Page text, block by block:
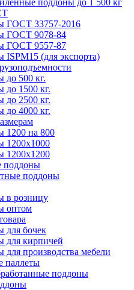
ГОСТ 33757-2016
ГОСТ 9078-84
ГОСТ 9557-87
ISPM15 (для экспорта)
до 500 кг.
до 1500 кг.
до 2500 кг.
до 4000 кг.
1200 на 800
1200х1000
1200х1200
поддоны
поддоны
в розницу
оптом
для бочек
для кирпичей
для производства мебели
паллеты
поддоны